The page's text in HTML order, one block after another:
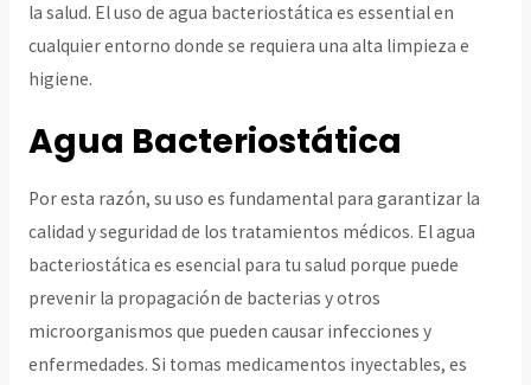
la salud. El uso de agua bacteriostática es essential en
cualquier entorno donde se requiera una alta limpieza e
higiene.
Agua Bacteriostática
Por esta razón, su uso es fundamental para garantizar la
calidad y seguridad de los tratamientos médicos. El agua
bacteriostática es esencial para tu salud porque puede
prevenir la propagación de bacterias y otros
microorganismos que pueden causar infecciones y
enfermedades. Si tomas medicamentos inyectables, es